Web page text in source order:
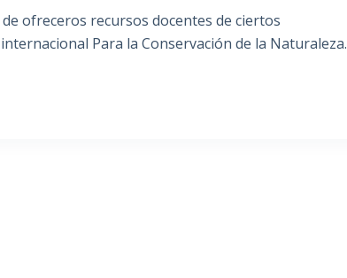
ofreceros recursos docentes de ciertos
Para la Conservación de la Naturaleza.